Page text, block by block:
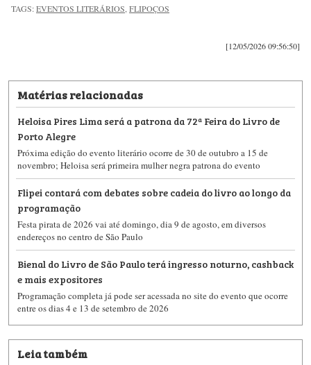
TAGS:EVENTOS LITERÁRIOS,FLIPOÇOS
[12/05/2026 09:56:50]
Matérias relacionadas
Heloisa Pires Lima será a patrona da 72ª Feira do Livro de
Porto Alegre
Próxima edição do evento literário ocorre de 30 de outubro a 15 de
novembro; Heloisa será primeira mulher negra patrona do evento
Flipei contará com debates sobre cadeia do livro ao longo da
programação
Festa pirata de 2026 vai até domingo, dia 9 de agosto, em diversos
endereços no centro de São Paulo
Bienal do Livro de São Paulo terá ingresso noturno, cashback
e mais expositores
Programação completa já pode ser acessada no site do evento que ocorre
entre os dias 4 e 13 de setembro de 2026
Leia também